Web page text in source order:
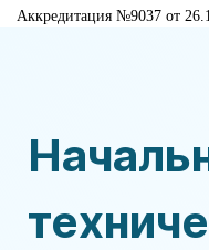
Аккредитация №9037 от